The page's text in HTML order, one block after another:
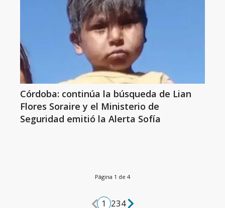
Córdoba: continúa la búsqueda de Lian
Flores Soraire y el Ministerio de
Seguridad emitió la Alerta Sofía
Página 1 de 4
1 234